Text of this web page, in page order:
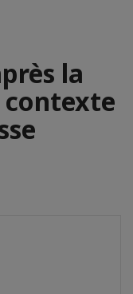
la
contexte